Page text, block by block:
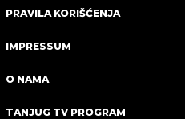
PRAVILA KORIŠĆENJA
IMPRESSUM
O NAMA
TANJUG TV PROGRAM